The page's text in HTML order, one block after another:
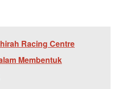
Racing Centre
Membentuk